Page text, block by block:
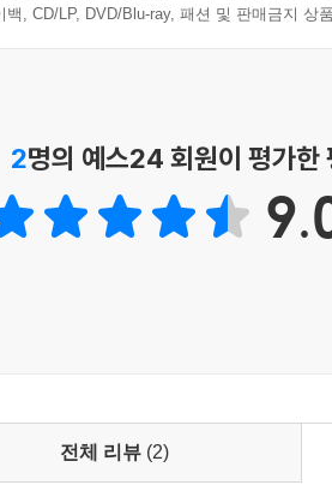
여러 학자의 저작에서 시장경제의 뿌
업을 사람(法人)으로 보는 현대 법의
회의 ‘정신 장애 진단 및 통계 편람’(제3
비용을 들여 만든 4달러짜리 빅맥
백, CD/LP, DVD/Blu-ray, 패션 및 판매금지 상
2명의 예스24 회원이 평가한
전체 리뷰 (2)